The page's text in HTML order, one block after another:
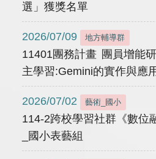
選」獲獎名單
2026/07/09 地方輔導群
11401團務計畫 團員增能
主學習:Gemini的實作與應
2026/07/02 藝術_國小
114-2跨校學習社群《數位
_國小表藝組